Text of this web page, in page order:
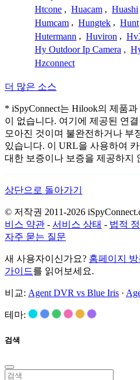
Htcone , Huacam , Huashi
Humcam , Hungtek , Hunt
Hutermann , Huviron ,
Hy Outdoor Ip Camera ,
Hzconnect
더 많은 소스
* iSpyConnect는 Hilook의 제품
이 없습니다. 여기에 제공된 연
모아진 것이며 불완전하거나 부
있습니다. 이 URL을 사용하여
대한 보증이나 보증을 제공하지
상단으로 돌아가기
© 저작권 2011-2026
비스 약관 - 서비스 상태 - 법적
자주 묻는 질문
새 사용자이신가요? 홈페이지 방
가이드를 읽어보세요.
비교: Agent DVR vs Blue Iris ·
테마:
검색